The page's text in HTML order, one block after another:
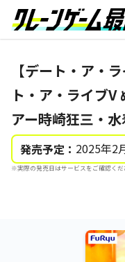
【デート・ア・
ト・ア・ライブV
アー時崎狂三・
発売予定： 2025年2
※実際の発売日はサービスをご確認くだ